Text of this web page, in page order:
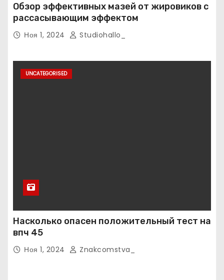
Обзор эффективных мазей от жировиков с
рассасывающим эффектом
Ноя 1, 2024 Studiohallo_
UNCATEGORISED
Насколько опасен положительный тест на
впч 45
Ноя 1, 2024 Znakcomstva_